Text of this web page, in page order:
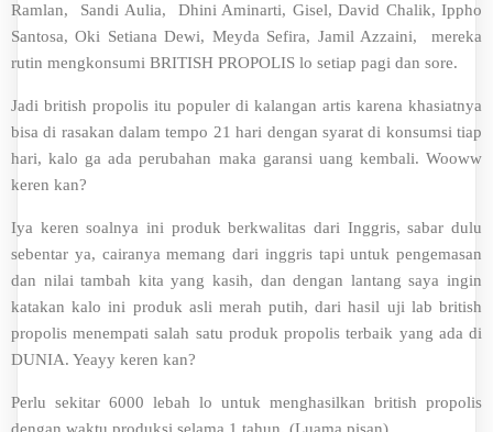
Ramlan, Sandi Aulia, Dhini Aminarti, Gisel, David Chalik, Ippho
Santosa, Oki Setiana Dewi, Meyda Sefira, Jamil Azzaini, mereka
rutin mengkonsumi BRITISH PROPOLIS lo setiap pagi dan sore.
Jadi british propolis itu populer di kalangan artis karena khasiatnya
bisa di rasakan dalam tempo 21 hari dengan syarat di konsumsi tiap
hari, kalo ga ada perubahan maka garansi uang kembali. Wooww
keren kan?
Iya keren soalnya ini produk berkwalitas dari Inggris, sabar dulu
sebentar ya, cairanya memang dari inggris tapi untuk pengemasan
dan nilai tambah kita yang kasih, dan dengan lantang saya ingin
katakan kalo ini produk asli merah putih, dari hasil uji lab british
propolis menempati salah satu produk propolis terbaik yang ada di
DUNIA. Yeayy keren kan?
Perlu sekitar 6000 lebah lo untuk menghasilkan british propolis